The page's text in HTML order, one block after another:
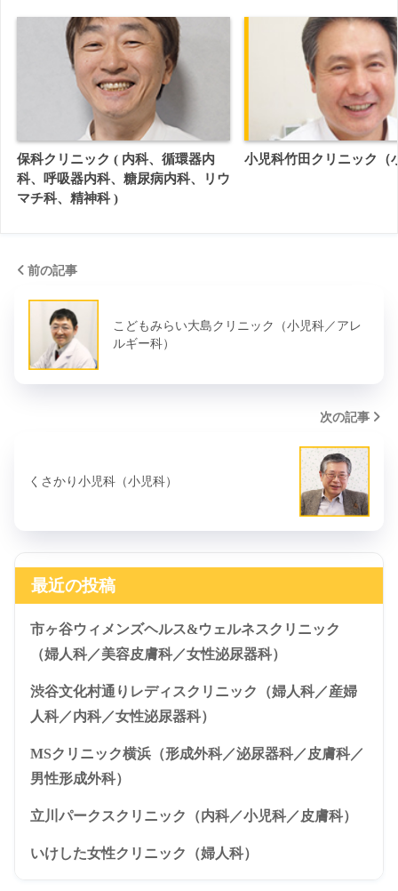
保科クリニック ( 内科、循環器内
科、呼吸器内科、糖尿病内科、リウ
マチ科、精神科 )
小児科竹田クリニック（
前の記事
こどもみらい大島クリニック（小児科／アレ
ルギー科）
次の記事
くさかり小児科（小児科）
最近の投稿
市ヶ谷ウィメンズヘルス&ウェルネスクリニック
（婦人科／美容皮膚科／女性泌尿器科）
渋谷文化村通りレディスクリニック（婦人科／産婦
人科／内科／女性泌尿器科）
MSクリニック横浜（形成外科／泌尿器科／皮膚科／
男性形成外科）
立川パークスクリニック（内科／小児科／皮膚科）
いけした女性クリニック（婦人科）